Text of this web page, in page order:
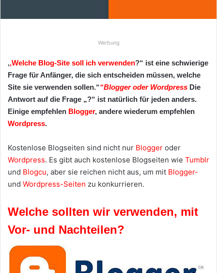
Werbung
‚‚Welche Blog-Site soll ich verwenden?“ ist eine schwierige
Frage für Anfänger, die sich entscheiden müssen, welche
Site sie verwenden sollen.““Blogger oder Wordpress Die
Antwort auf die Frage „?“ ist natürlich für jeden anders.
Einige empfehlen Blogger, andere wiederum empfehlen
Wordpress.
Kostenlose Blogseiten sind nicht nur Blogger oder
Wordpress. Es gibt auch kostenlose Blogseiten wie Tumblr
und Blogcu, aber sie reichen nicht aus, um mit Blogger-
und Wordpress-Seiten zu konkurrieren.
Welche sollten wir verwenden, mit
Vor- und Nachteilen?